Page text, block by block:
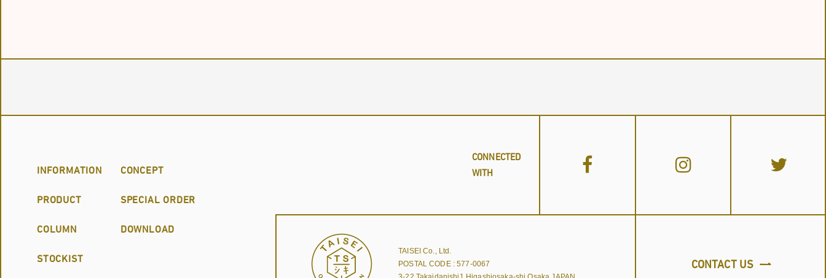
INFORMATION
PRODUCT
COLUMN
STOCKIST
CONCEPT
SPECIAL ORDER
DOWNLOAD
CONNECTED
WITH
TAISEI Co., Ltd.
POSTAL CODE : 577-0067
CONTACT US